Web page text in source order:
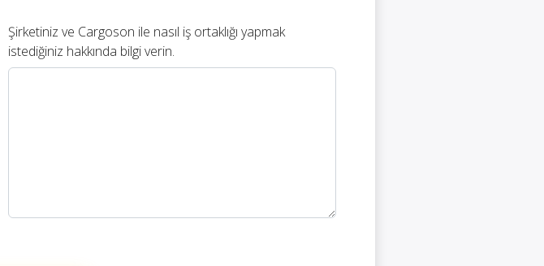
Şirketiniz ve Cargoson ile nasıl iş ortaklığı yapmak
istediğiniz hakkında bilgi verin.